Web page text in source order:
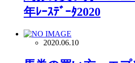
年ﾚｰｽﾃﾞｰﾀ2020
2020.06.10